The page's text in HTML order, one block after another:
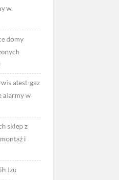
w
domy
atest-gaz
alarmy w
sklep z
i
tzu